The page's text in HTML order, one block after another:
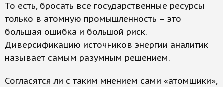
То есть, бросать все государственные ресурсы
только в атомную промышленность – это
большая ошибка и большой риск.
Диверсификацию источников энергии аналитик
называет самым разумным решением.
Согласятся ли с таким мнением сами «атомщики»,